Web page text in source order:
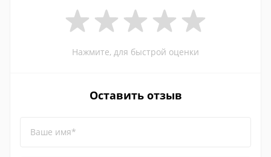
Нажмите, для быстрой оценки
Оставить отзыв
Ваше имя*